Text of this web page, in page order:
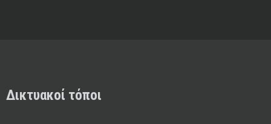
Δικτυακοί τόποι